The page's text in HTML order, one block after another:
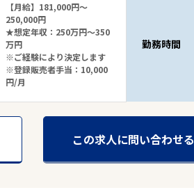
【月給】181,000円～
250,000円
★想定年収：250万円～350
万円
※ご経験により決定します
※登録販売者手当：10,000
円/月
勤務時間
この求人に問い合わせる